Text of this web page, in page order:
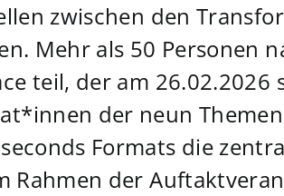
zwischen den
Mehr als 50 Personen
teil, der am 26.02.2026
der neun
Formats die
Rahmen der